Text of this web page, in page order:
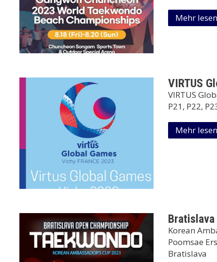
Mehr lesen
VIRTUS
VIRTUS
P21, P22,
Mehr lesen
Bratislava
Korean
Poomsae
Bratislava